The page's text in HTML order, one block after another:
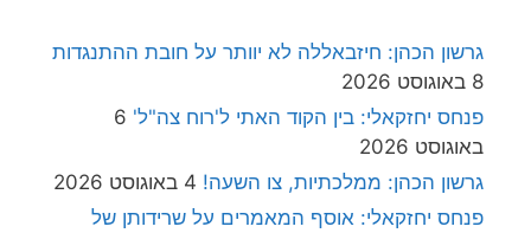
גרשון הכהן: חיזבאללה לא יוותר על חובת ההתנגדות
8 באוגוסט 2026
פנחס יחזקאלי: בין הקוד האתי ל'רוח צה"ל' 6
באוגוסט 2026
גרשון הכהן: ממלכתיות, צו השעה! 4 באוגוסט 2026
פנחס יחזקאלי: אוסף המאמרים על שרידותן של